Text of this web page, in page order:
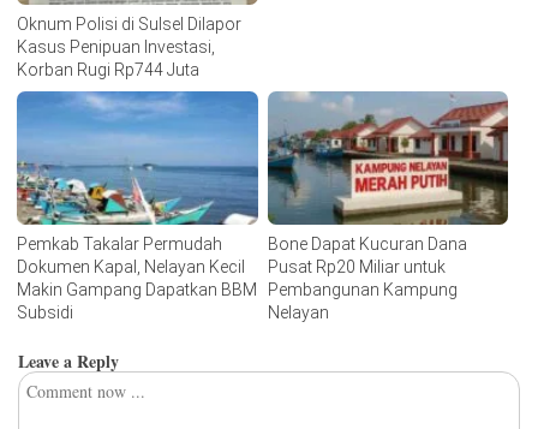
Oknum Polisi di Sulsel Dilapor
Kasus Penipuan Investasi,
Korban Rugi Rp744 Juta
Pemkab Takalar Permudah
Dokumen Kapal, Nelayan Kecil
Makin Gampang Dapatkan BBM
Subsidi
Bone Dapat Kucuran Dana
Pusat Rp20 Miliar untuk
Pembangunan Kampung
Nelayan
Leave a Reply